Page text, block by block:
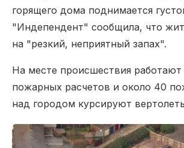
горящего дома поднимается
"Индепендент" сообщила, что
на "резкий, неприятный запах".
На месте происшествия работают
пожарных расчетов и около 40
над городом курсируют